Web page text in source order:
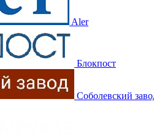
Aler
Блокпост
Соболевский